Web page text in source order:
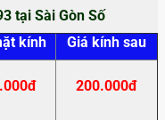
tại Sài Gòn Số
kính
Giá kính sau
200.000đ